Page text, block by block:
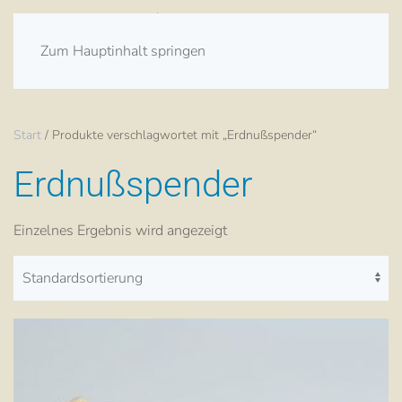
Zum Hauptinhalt springen
Start / Produkte verschlagwortet mit „Erdnußspender“
Erdnußspender
Einzelnes Ergebnis wird angezeigt